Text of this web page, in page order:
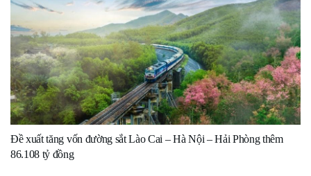
Đề xuất tăng vốn đường sắt Lào Cai – Hà Nội – Hải Phòng thêm
86.108 tỷ đồng